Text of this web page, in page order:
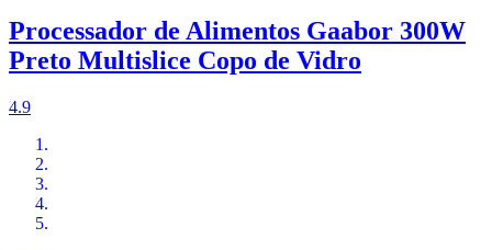
Processador de Alimentos Gaabor 300W
Preto Multislice Copo de Vidro
4.9